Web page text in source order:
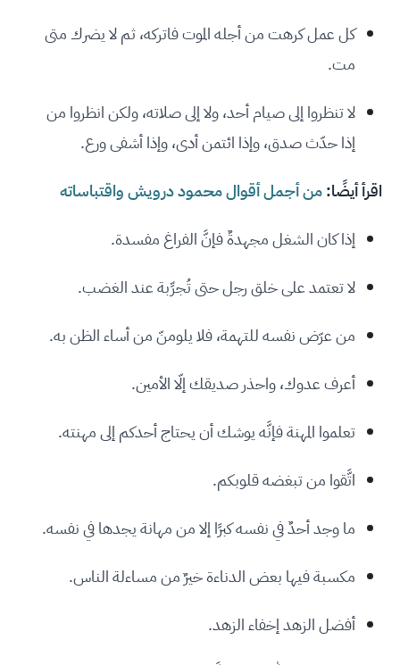
كل عمل كرهت من أجله الموت فاتركه، ثم لا يضرك متى
مت.
لا تنظروا إلى صيام أحد، ولا إلى صلاته، ولكن انظروا من
إذا حدّث صدق، وإذا ائتمن أدى، وإذا أشفى ورع.
اقرأ أيضًا:من أجمل أقوال محمود درويش واقتباساته
إذا كان الشغل مجهدةٌ فإنَّ الفراغ مفسدة.
لا تعتمد على خلق رجل حتى تُجرِّبة عند الغضب.
من عرّض نفسه للتهمة، فلا يلومنّ من أساء الظن به.
أعرف عدوك، واحذر صديقك إلّا الأمين.
تعلموا المهنة فإنَّه يوشك أن يحتاج أحدكم إلى مهنته.
اتَّقوا من تبغضه قلوبكم.
ما وجد أحدٌ في نفسه كبرًا إلا من مهانة يجدها في نفسه.
مكسبة فيها بعض الدناءة خيرٌ من مساءلة الناس.
أفضل الزهد إخفاء الزهد.